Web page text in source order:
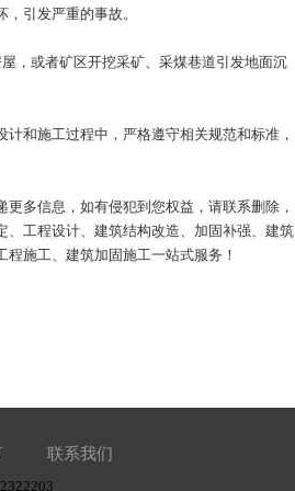
引发严重的事故。
，或者矿区开挖采矿、采煤巷道引发地面沉
和施工过程中，严格遵守相关规范和标准，
多信息，如有侵犯到您权益，请联系删除，
工程设计、建筑结构改造、加固补强、建筑
施工、建筑加固施工一站式服务！
联系我们